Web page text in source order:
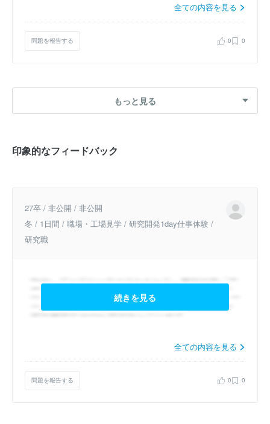
全ての内容を見る
問題を報告する 0 0
もっと見る
印象的なフィードバック
27卒 / 非公開 / 非公開
冬 / 1日間 / 職場・工場見学 / 研究開発1day仕事体験 /
研究職
続きを見る
全ての内容を見る
問題を報告する 0 0